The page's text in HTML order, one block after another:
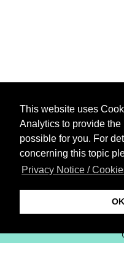
This website uses
Analytics to provide
possible for you. For
concerning this topic
Privacy Notice /
OK